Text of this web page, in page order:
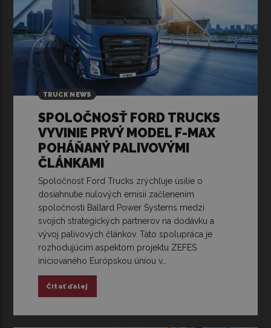
TRUCK NEWS
SPOLOČNOSŤ FORD TRUCKS
VYVINIE PRVÝ MODEL F-MAX
POHÁŇANÝ PALIVOVÝMI
ČLÁNKAMI
Spoločnosť Ford Trucks zrýchľuje úsilie o
dosiahnutie nulových emisií začlenením
spoločnosti Ballard Power Systems medzi
svojich strategických partnerov na dodávku a
vývoj palivových článkov. Táto spolupráca je
rozhodujúcim aspektom projektu ZEFES
iniciovaného Európskou úniou v…
Čítať ďalej